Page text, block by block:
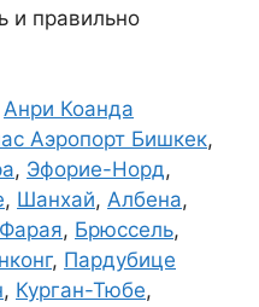
и правильно
Анри Коанда
Аэропорт Бишкек,
, Эфорие-Норд,
, Шанхай, Албена,
Фарая, Брюссель,
, Пардубице
, Курган-Тюбе,